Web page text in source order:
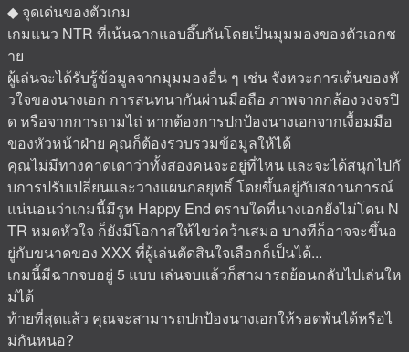
◆ จุดเด่นของตัวเกม
เกมแนว NTR ที่เน้นฉากแอบอึ๊บกันโดยเป็นมุมมองของตัวเอกช
าย
ผู้เล่นจะได้รับรู้ข้อมูลจากมุมมองอื่น ๆ เช่น จังหวะการเต้นของหั
วใจของนางเอก การสนทนากันผ่านมือถือ ภาพจากกล้องวงจรปิ
ด หรือจากการถามไถ่ หากต้องการปกป้องนางเอกจากเงื้อมมือ
ของหัวหน้าฝ่าย คุณก็ต้องรวบรวมข้อมูลให้ได้
คุณไม่มีทางคาดเดาว่าทั้งสองคนจะอยู่ที่ไหน และจะได้สนุกไปกั
บการปรับเปลี่ยนและวางแผนกลยุทธิ์ โดยขึ้นอยู่กับสถานการณ์
แน่นอนว่าเกมนี้มีรูท Happy End ตราบใดที่นางเอกยังไม่โดน N
TR หมดหัวใจ ก็ยังมีโอกาสให้ไขว่คว้าเสมอ บางทีก็อาจจะขึ้นอ
ยู่กับขนาดของ XXX ที่ผู้เล่นตัดสินใจเลือกก็เป็นได้...
เกมนี้มีฉากจบอยู่ 5 แบบ เล่นจบแล้วก็สามารถย้อนกลับไปเล่นให
ม่ได้
ท้ายที่สุดแล้ว คุณจะสามารถปกป้องนางเอกให้รอดพ้นได้หรือไ
ม่กันหนอ?